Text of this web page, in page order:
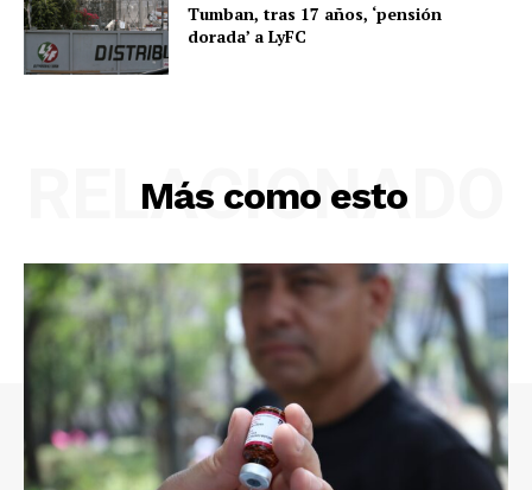
Tumban, tras 17 años, ‘pensión
dorada’ a LyFC
Más como esto
RELACIONADO